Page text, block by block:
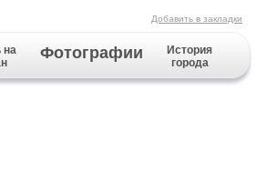
Добавить в закладки
на
Фотографии
История
города